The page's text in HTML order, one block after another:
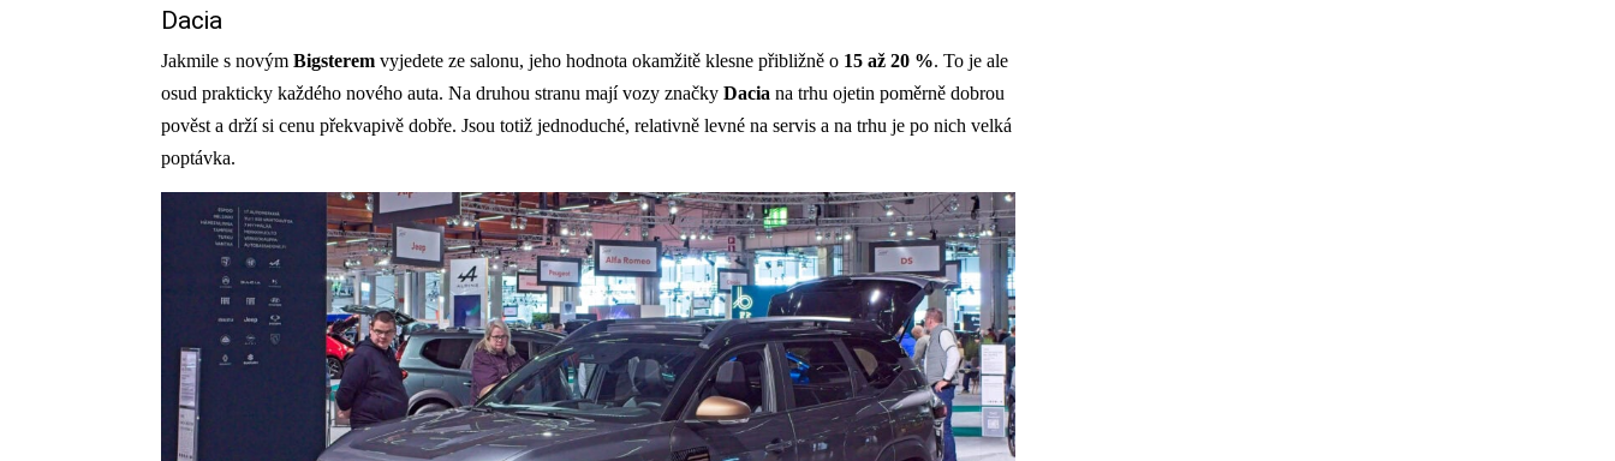
Dacia
Jakmile s novým Bigsterem vyjedete ze salonu, jeho hodnota okamžitě klesne přibližně o 15 až 20 %. To je ale
osud prakticky každého nového auta. Na druhou stranu mají vozy značky Dacia na trhu ojetin poměrně dobrou
pověst a drží si cenu překvapivě dobře. Jsou totiž jednoduché, relativně levné na servis a na trhu je po nich velká
poptávka.